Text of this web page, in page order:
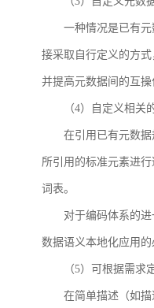
一种情况是已有
接采取自行定义的方
并提高元数据间的互
（4）自定义相关
在引用已有元数
所引用的标准元素进
词表。
对于编码体系的
数据语义本地化应用
（5）可根据需求
在简单描述（如